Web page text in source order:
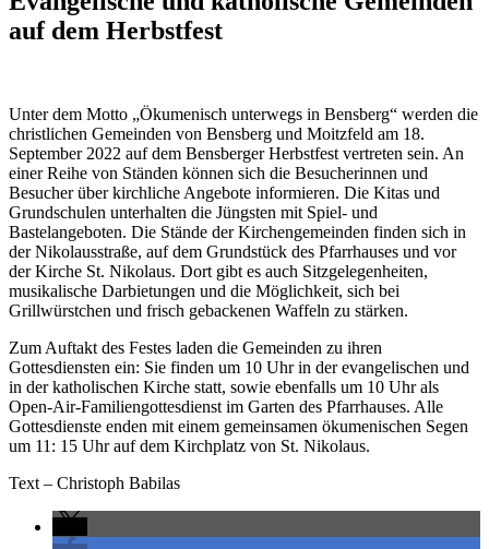
auf dem Herbstfest
Unter dem Motto „Ökumenisch unterwegs in Bensberg“ werden die
christlichen Gemeinden von Bensberg und Moitzfeld am 18.
September 2022 auf dem Bensberger Herbstfest vertreten sein. An
einer Reihe von Ständen können sich die Besucherinnen und
Besucher über kirchliche Angebote informieren. Die Kitas und
Grundschulen unterhalten die Jüngsten mit Spiel- und
Bastelangeboten. Die Stände der Kirchengemeinden finden sich in
der Nikolausstraße, auf dem Grundstück des Pfarrhauses und vor
der Kirche St. Nikolaus. Dort gibt es auch Sitzgelegenheiten,
musikalische Darbietungen und die Möglichkeit, sich bei
Grillwürstchen und frisch gebackenen Waffeln zu stärken.
Zum Auftakt des Festes laden die Gemeinden zu ihren
Gottesdiensten ein: Sie finden um 10 Uhr in der evangelischen und
in der katholischen Kirche statt, sowie ebenfalls um 10 Uhr als
Open-Air-Familiengottesdienst im Garten des Pfarrhauses. Alle
Gottesdienste enden mit einem gemeinsamen ökumenischen Segen
um 11: 15 Uhr auf dem Kirchplatz von St. Nikolaus.
Text – Christoph Babilas